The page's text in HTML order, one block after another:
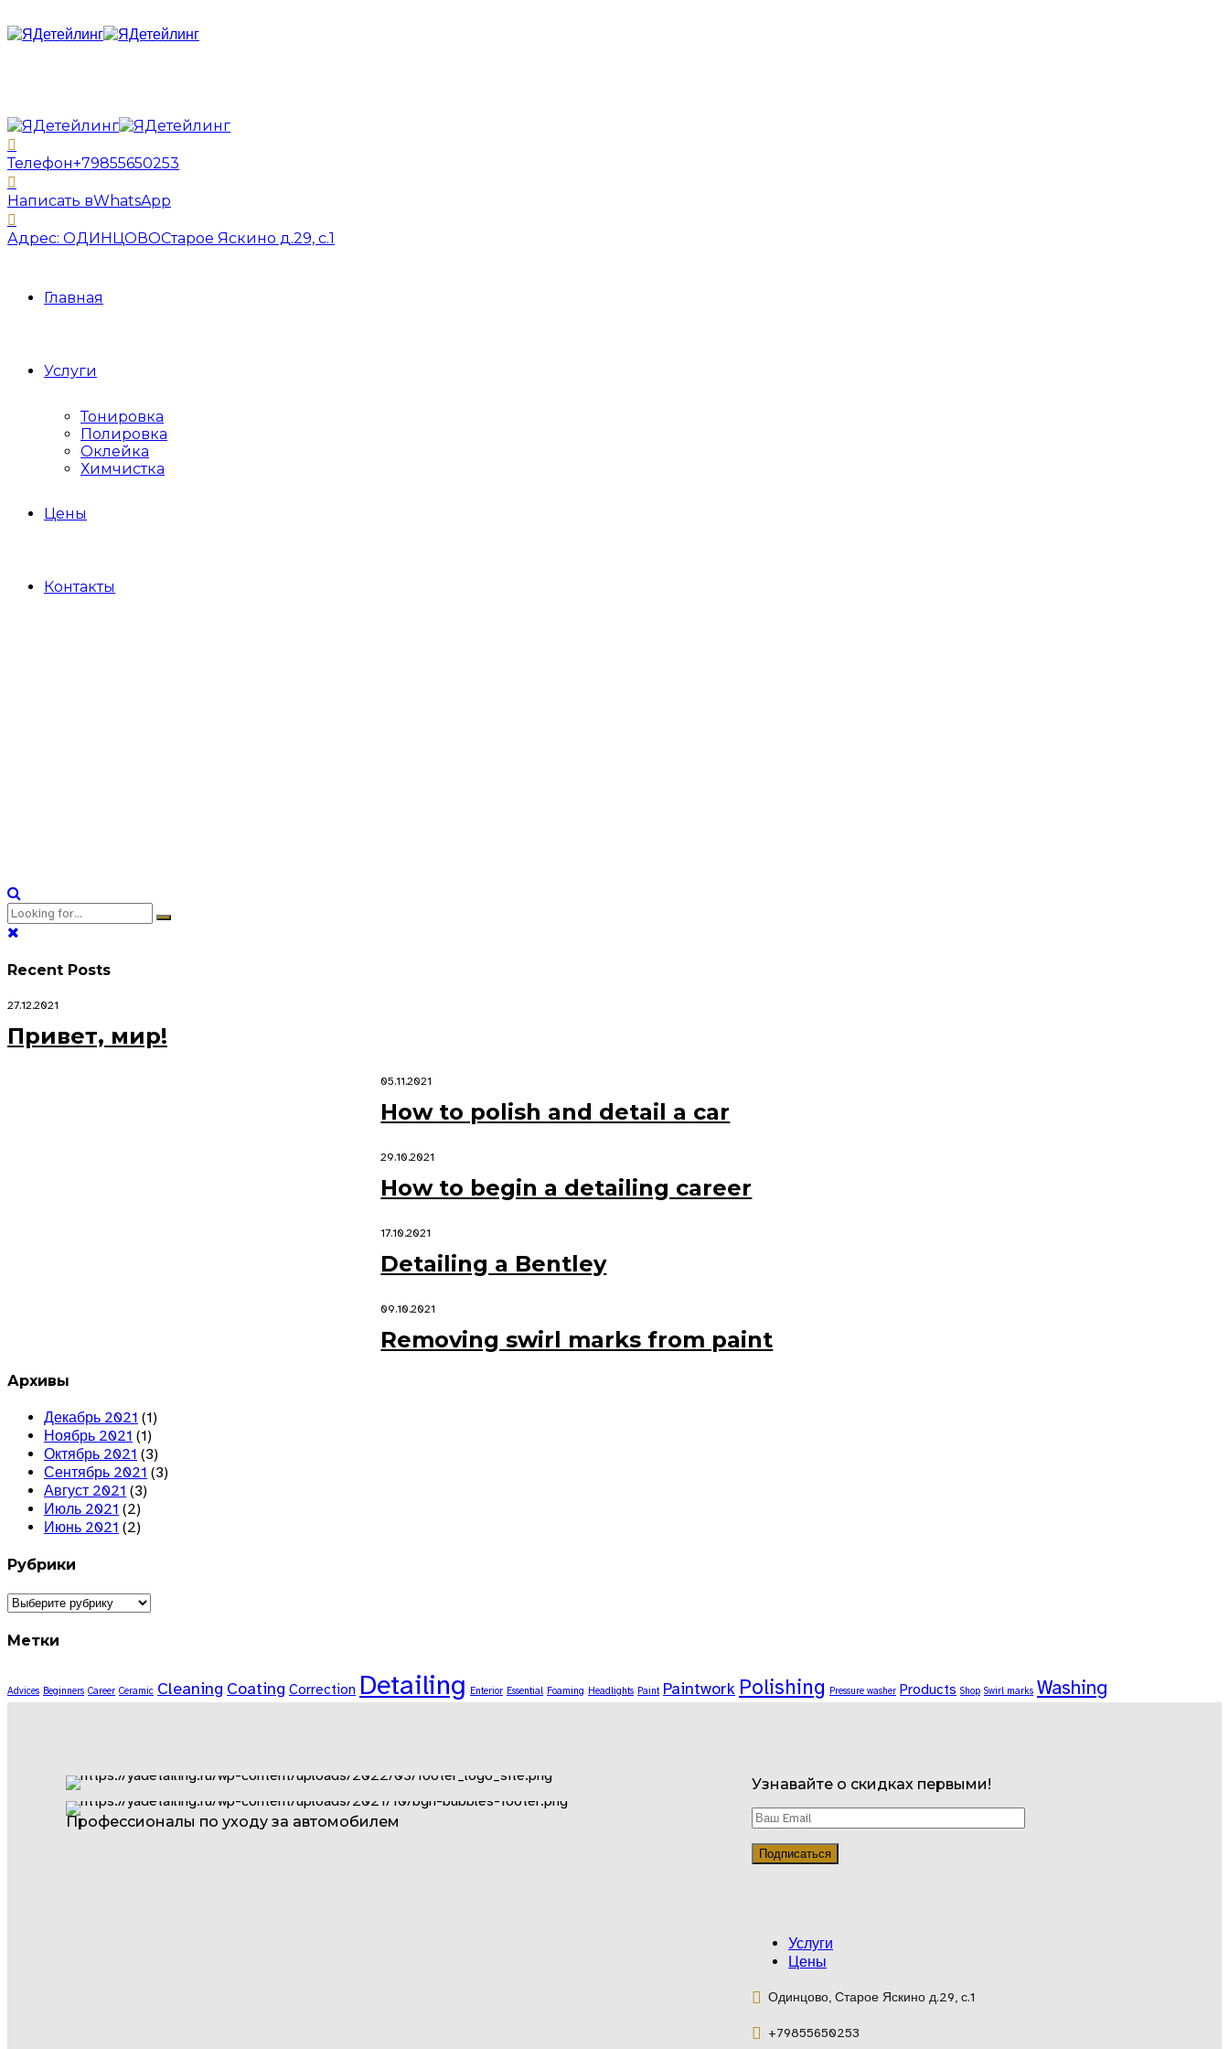
Телефон+79855650253
Написать вWhatsApp
Адрес: ОДИНЦОВОСтарое Яскино д.29, с.1
Главная
Услуги
Тонировка
Полировка
Оклейка
Химчистка
Цены
Контакты
Recent Posts
27.12.2021
Привет, мир!
05.11.2021
How to polish and detail a car
29.10.2021
How to begin a detailing career
17.10.2021
Detailing a Bentley
09.10.2021
Removing swirl marks from paint
Архивы
Декабрь 2021 (1)
Ноябрь 2021 (1)
Октябрь 2021 (3)
Сентябрь 2021 (3)
Август 2021 (3)
Июль 2021 (2)
Июнь 2021 (2)
Рубрики
Рубрики
Метки
Advices Beginners Career Ceramic Cleaning Coating Correction Detailing Enterior Essential Foaming Headlights Paint Paintwork Polishing Pressure washer Products Shop Swirl marks Washing
Профессионалы по уходу за автомобилем
Узнавайте о скидках первыми!
Услуги
Цены
Одинцово, Старое Яскино д.29, с.1
+79855650253